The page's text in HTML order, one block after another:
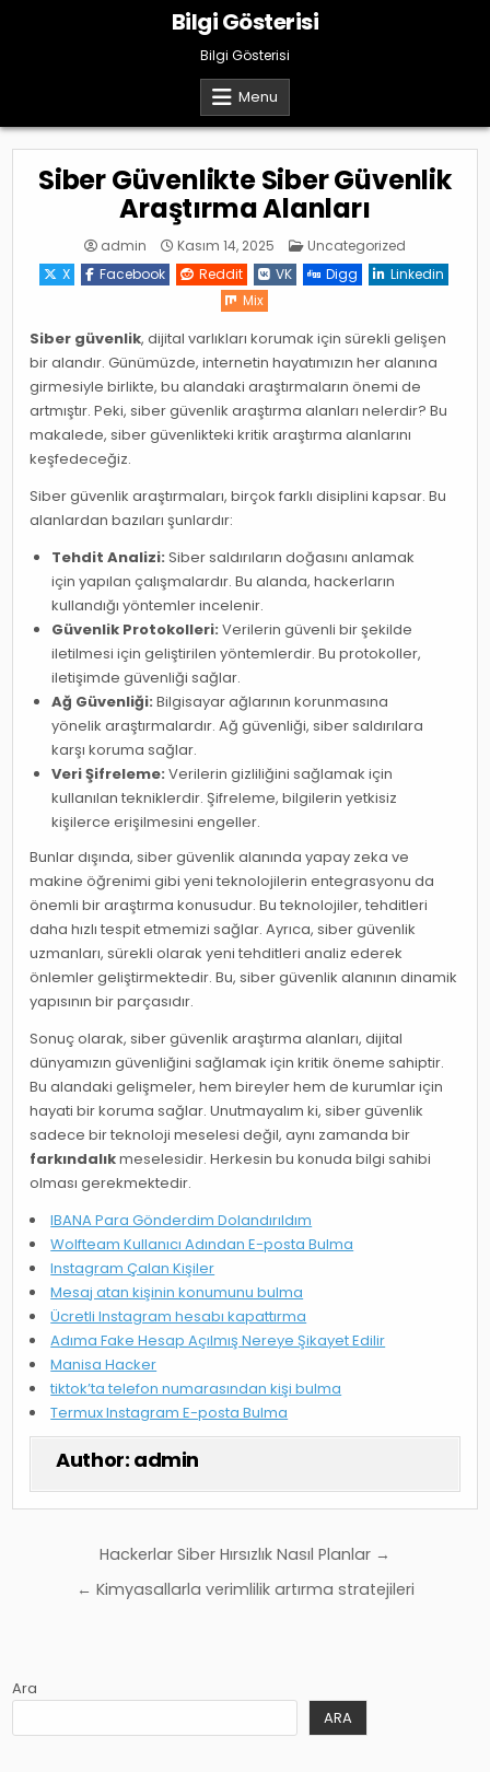
Bilgi Gösterisi
Bilgi Gösterisi
Menu
Siber Güvenlikte Siber Güvenlik
Araştırma Alanları
admin Kasım 14, 2025 Posted
Uncategorized
X
Facebook Reddit VK Digg
Linkedin
Mix
Siber güvenlik, dijital varlıkları korumak için sürekli gelişen
bir alandır. Günümüzde, internetin hayatımızın her alanına
girmesiyle birlikte, bu alandaki araştırmaların önemi de
artmıştır. Peki, siber güvenlik araştırma alanları nelerdir? Bu
makalede, siber güvenlikteki kritik araştırma alanlarını
keşfedeceğiz.
Siber güvenlik araştırmaları, birçok farklı disiplini kapsar. Bu
alanlardan bazıları şunlardır:
Tehdit Analizi: Siber saldırıların doğasını anlamak
için yapılan çalışmalardır. Bu alanda, hackerların
kullandığı yöntemler incelenir.
Güvenlik Protokolleri: Verilerin güvenli bir şekilde
iletilmesi için geliştirilen yöntemlerdir. Bu protokoller,
iletişimde güvenliği sağlar.
Ağ Güvenliği: Bilgisayar ağlarının korunmasına
yönelik araştırmalardır. Ağ güvenliği, siber saldırılara
karşı koruma sağlar.
Veri Şifreleme: Verilerin gizliliğini sağlamak için
kullanılan tekniklerdir. Şifreleme, bilgilerin yetkisiz
kişilerce erişilmesini engeller.
Bunlar dışında, siber güvenlik alanında yapay zeka ve
makine öğrenimi gibi yeni teknolojilerin entegrasyonu da
önemli bir araştırma konusudur. Bu teknolojiler, tehditleri
daha hızlı tespit etmemizi sağlar. Ayrıca, siber güvenlik
uzmanları, sürekli olarak yeni tehditleri analiz ederek
önlemler geliştirmektedir. Bu, siber güvenlik alanının dinamik
yapısının bir parçasıdır.
Sonuç olarak, siber güvenlik araştırma alanları, dijital
dünyamızın güvenliğini sağlamak için kritik öneme sahiptir.
Bu alandaki gelişmeler, hem bireyler hem de kurumlar için
hayati bir koruma sağlar. Unutmayalım ki, siber güvenlik
sadece bir teknoloji meselesi değil, aynı zamanda bir
farkındalıkmeselesidir. Herkesin bu konuda bilgi sahibi
olması gerekmektedir.
IBANA Para Gönderdim Dolandırıldım
Wolfteam Kullanıcı Adından E-posta Bulma
Instagram Çalan Kişiler
Mesaj atan kişinin konumunu bulma
Ücretli Instagram hesabı kapattırma
Adıma Fake Hesap Açılmış Nereye Şikayet Edilir
Manisa Hacker
tiktok’ta telefon numarasından kişi bulma
Termux Instagram E-posta Bulma
Author: admin
gezinmesi
Hackerlar Siber Hırsızlık Nasıl Planlar →
← Kimyasallarla verimlilik artırma stratejileri
Ara
ARA